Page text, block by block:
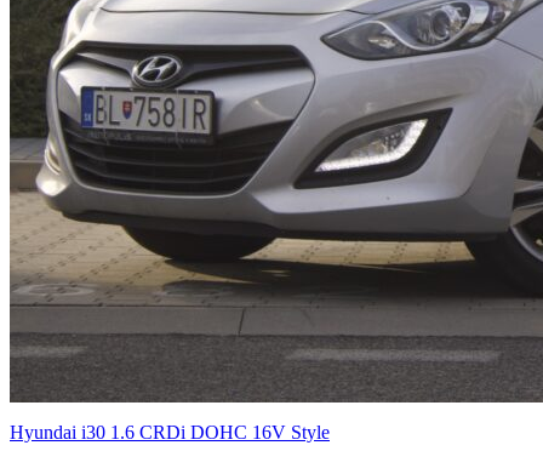
Hyundai i30 1.6 CRDi DOHC 16V Style